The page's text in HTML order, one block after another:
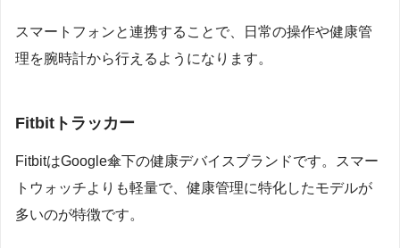
スマートフォンと連携することで、日常の操作や健康管
理を腕時計から行えるようになります。
Fitbitトラッカー
FitbitはGoogle傘下の健康デバイスブランドです。スマー
トウォッチよりも軽量で、健康管理に特化したモデルが
多いのが特徴です。